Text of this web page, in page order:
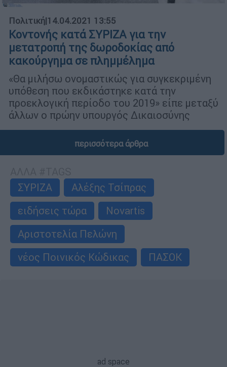
Πολιτική|14.04.2021 13:55
Κοντονής κατά ΣΥΡΙΖΑ για την
μετατροπή της δωροδοκίας από
κακούργημα σε πλημμέλημα
«Θα μιλήσω ονομαστικώς για συγκεκριμένη
υπόθεση που εκδικάστηκε κατά την
προεκλογική περίοδο του 2019» είπε μεταξύ
άλλων ο πρώην υπουργός Δικαιοσύνης
περισσότερα άρθρα
ΣΥΡΙΖΑ
Αλέξης Τσίπρας
ειδήσεις τώρα
Novartis
Αριστοτελία Πελώνη
νέος Ποινικός Κώδικας
ΠΑΣΟΚ